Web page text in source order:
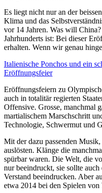
Es liegt nicht nur an der
Klima und das
vor 14 Jahren. Was will
Jahrhunderts ist: Bei dieser
erhalten. Wenn wir genau
Italienische Ponchos und ein
Eröffnungsfeier
Eröffnungsfeiern zu
auch in totalitär regierten
Offensive. Grosse, manchmal
martialischem Marschschritt
Technologie, Schwermut und
Mit der dazu passenden
auslösten. Klänge die
spürbar waren. Die Welt, die
nur beeindruckt, sie sollte
Verstand beeindrucken. Aber
etwa 2014 bei den Spielen